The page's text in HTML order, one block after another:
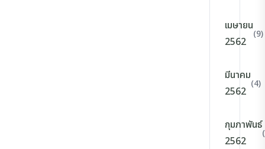
เมษายน
2562
(9)
มีนาคม
2562
(4)
กุมภาพันธ์
2562